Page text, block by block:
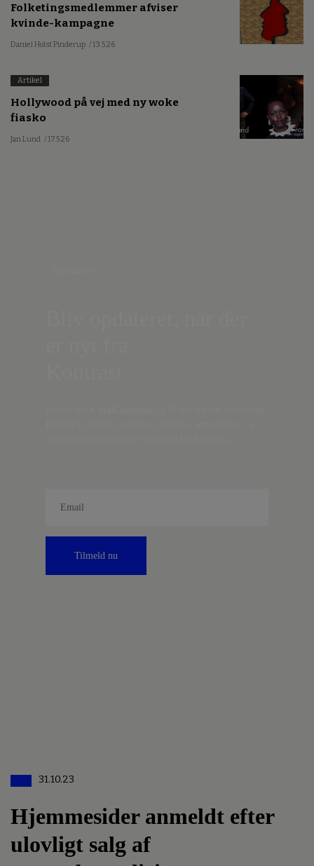
Folketingsmedlemmer afviser
kvinde-kampagne
Daniel Holst Pinderup / 13.5.26
Artikel
Hollywood på vej med ny woke
fiasko
Jan Lund / 17.5.26
Tilmeld nu
31.10.23
Hjemmesider anmeldt efter
ulovligt salg af